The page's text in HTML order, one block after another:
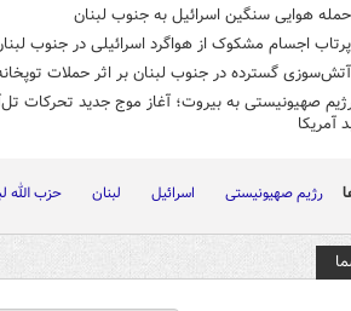
هوایی سنگین اسرائیل به جنوب لبنان
اجسام مشکوک از هواگرد اسرائیلی در جنوب
گسترده در جنوب لبنان بر اثر حملات
صهیونیستی به بیروت؛ آغاز موج جدید تحرکات
آمریکا
رژیم صهیونیستی اسرائیل لبنان حزب الله